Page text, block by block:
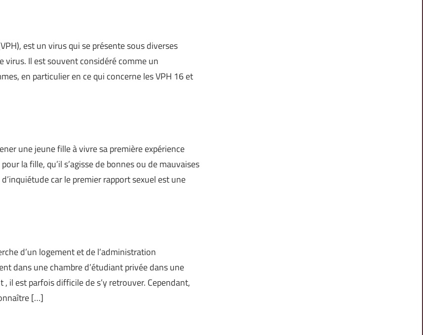
est un virus qui se présente sous diverses
virus. Il est souvent considéré comme un
en particulier en ce qui concerne les VPH 16 et
une jeune fille à vivre sa première expérience
la fille, qu’il s’agisse de bonnes ou de mauvaises
car le premier rapport sexuel est une
d’un logement et de l’administration
dans une chambre d’étudiant privée dans une
il est parfois difficile de s’y retrouver. Cependant,
[…]